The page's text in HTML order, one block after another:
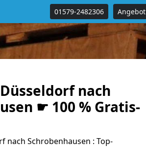
01579-2482306 Angebot
nach
☛ 100 % Gratis-
nach Schrobenhausen : Top-